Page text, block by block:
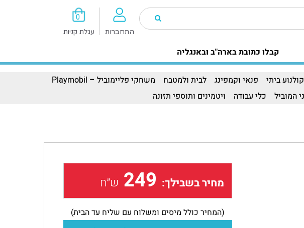
0
עגלת קניות התחברות
קבלו כתובת בארה"ב ובאנגליה
קולנוע ביתי פנאי וקמפינג לבית ולמטבח
משחקי פליימוביל – Playmobil
כלי עבודה ויטמינים ותוספי תזונה
מחיר בשבילך: 249 ש״ח
(המחיר כולל מיסים ומשלוח עם שליח עד הבית)